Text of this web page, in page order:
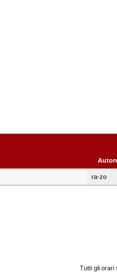
ra-zo
Tutti gli orari